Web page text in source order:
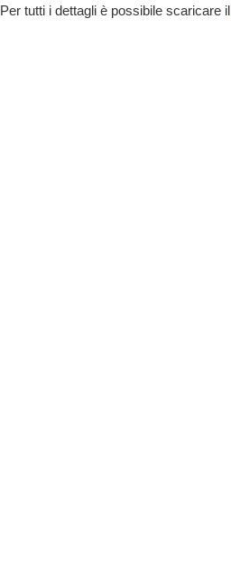
Per tutti i dettagli è possibile scaricare il